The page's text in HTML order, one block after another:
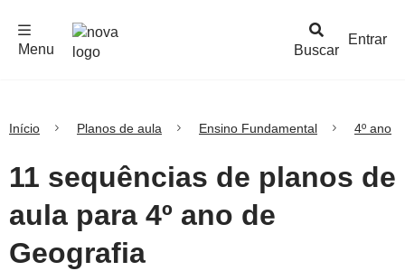
Buscar
Menu
Entrar
Início Planos de aula Ensino Fundamental 4º ano
11 sequências de planos de
aula para 4º ano de
Geografia